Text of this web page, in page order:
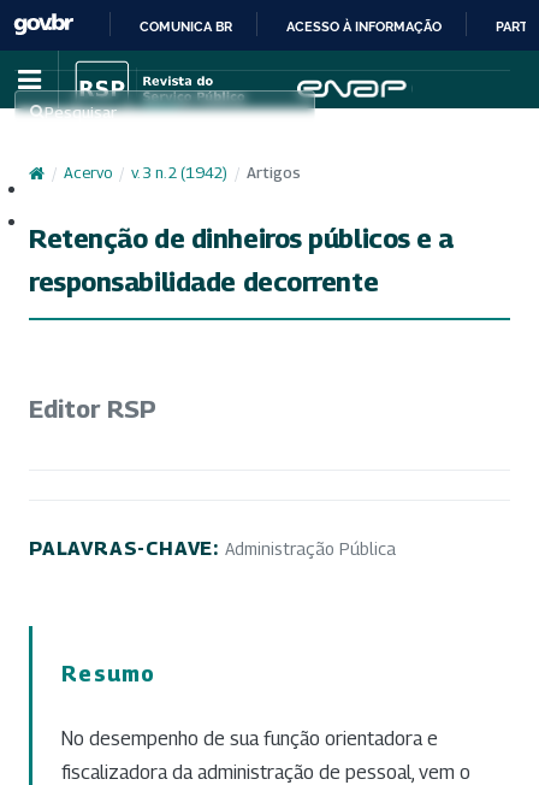
IR
PARA
CONTEÚDO
COMUNICA BR ACESSO À INFORMAÇÃO
Pesquisar
/ Acervo / v. 3 n. 2 (1942) / Artigos
Retenção de dinheiros públicos e a
responsabilidade decorrente
Editor RSP
PALAVRAS-CHAVE: Administração Pública
Resumo
No desempenho de sua função orientadora e
fiscalizadora da administração de pessoal, vem o